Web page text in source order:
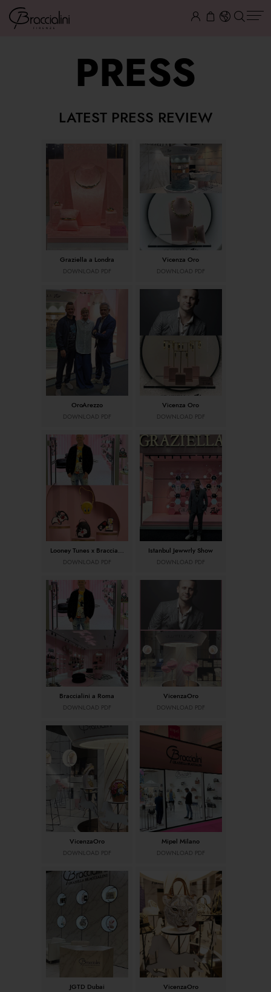
PRESS
LATEST PRESS REVIEW
Graziella a Londra
DOWNLOAD PDF
Vicenza Oro
DOWNLOAD PDF
OroArezzo
DOWNLOAD PDF
Vicenza Oro
DOWNLOAD PDF
Looney Tunes x Braccialini
DOWNLOAD PDF
Istanbul Jewwrly Show
DOWNLOAD PDF
Braccialini a Roma
DOWNLOAD PDF
VicenzaOro
DOWNLOAD PDF
VicenzaOro
DOWNLOAD PDF
Mipel Milano
DOWNLOAD PDF
JGTD Dubai VicenzaOro